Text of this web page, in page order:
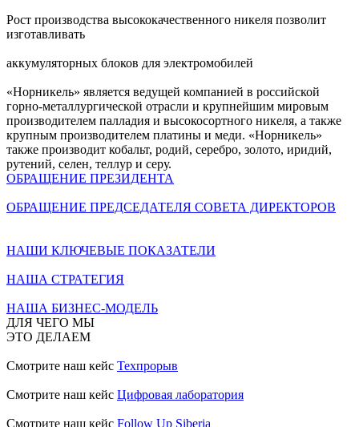
Рост производства высококачественного никеля позволит
изготавливать
аккумуляторных блоков для электромобилей
«Норникель» является ведущей компанией в российской
горно-металлургической отрасли и крупнейшим мировым
производителем палладия и высокосортного никеля, а также
крупным производителем платины и меди. «Норникель»
также производит кобальт, родий, серебро, золото, иридий,
рутений, селен, теллур и серу.
ОБРАЩЕНИЕ ПРЕЗИДЕНТА
ОБРАЩЕНИЕ ПРЕДСЕДАТЕЛЯ СОВЕТА ДИРЕКТОРОВ
НАШИ КЛЮЧЕВЫЕ ПОКАЗАТЕЛИ
НАША СТРАТЕГИЯ
НАША БИЗНЕС-МОДЕЛЬ
ДЛЯ ЧЕГО МЫ
ЭТО ДЕЛАЕМ
Смотрите наш кейс Техпрорыв
Смотрите наш кейс Цифровая лаборатория
Смотрите наш кейс Follow Up Siberia